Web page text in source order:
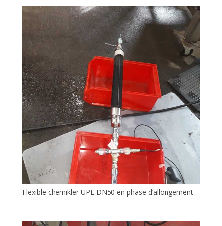
Flexible chemikler UPE DN50 en phase d’allongement